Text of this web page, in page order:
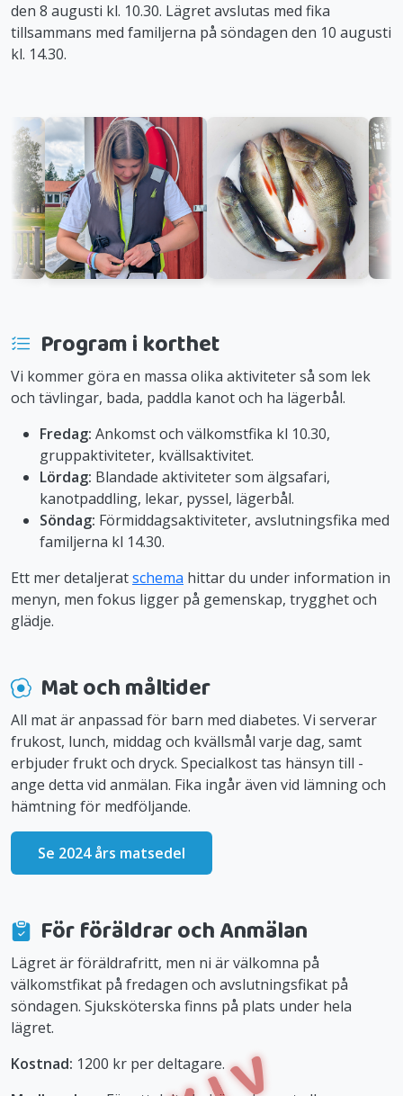
den 8 augusti kl. 10.30. Lägret avslutas med fika
tillsammans med familjerna på söndagen den 10 augusti
kl. 14.30.
Program i korthet
Vi kommer göra en massa olika aktiviteter så som lek
och tävlingar, bada, paddla kanot och ha lägerbål.
Fredag: Ankomst och välkomstfika kl 10.30,
gruppaktiviteter, kvällsaktivitet.
Lördag: Blandade aktiviteter som älgsafari,
kanotpaddling, lekar, pyssel, lägerbål.
Söndag: Förmiddagsaktiviteter, avslutningsfika med
familjerna kl 14.30.
Ett mer detaljeratschema hittar du under information in
menyn, men fokus ligger på gemenskap, trygghet och
glädje.
Mat och måltider
All mat är anpassad för barn med diabetes. Vi serverar
frukost, lunch, middag och kvällsmål varje dag, samt
erbjuder frukt och dryck. Specialkost tas hänsyn till -
ange detta vid anmälan. Fika ingår även vid lämning och
hämtning för medföljande.
Se 2024 års matsedel
För föräldrar och Anmälan
Lägret är föräldrafritt, men ni är välkomna på
välkomstfikat på fredagen och avslutningsfikat på
söndagen. Sjuksköterska finns på plats under hela
lägret.
Kostnad: 1200 kr per deltagare.